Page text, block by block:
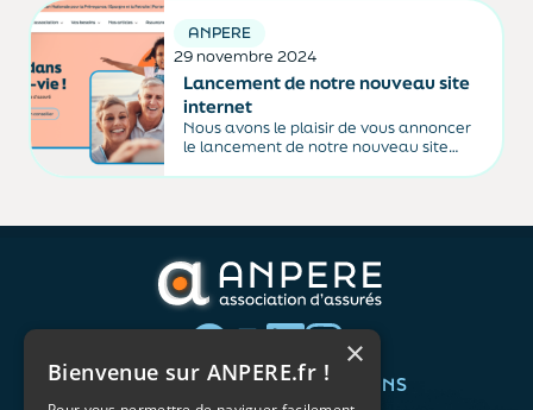
ANPERE
29 novembre 2024
Lancement de notre nouveau site
internet
Nous avons le plaisir de vous annoncer
le lancement de notre nouveau site
modernisée et simplifiée pour offrir une
adhérents. Ce projet reflète notre
digitale...
QUI SOMMES-NOUS ? VOS BESOINS
×
Bienvenue sur ANPERE.fr !